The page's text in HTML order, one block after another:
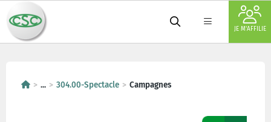
JE M'AFFILIE
... 304.00-Spectacle Campagnes